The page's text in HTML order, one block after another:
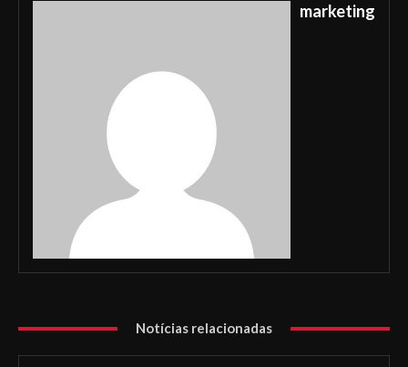
marketing
Notícias relacionadas